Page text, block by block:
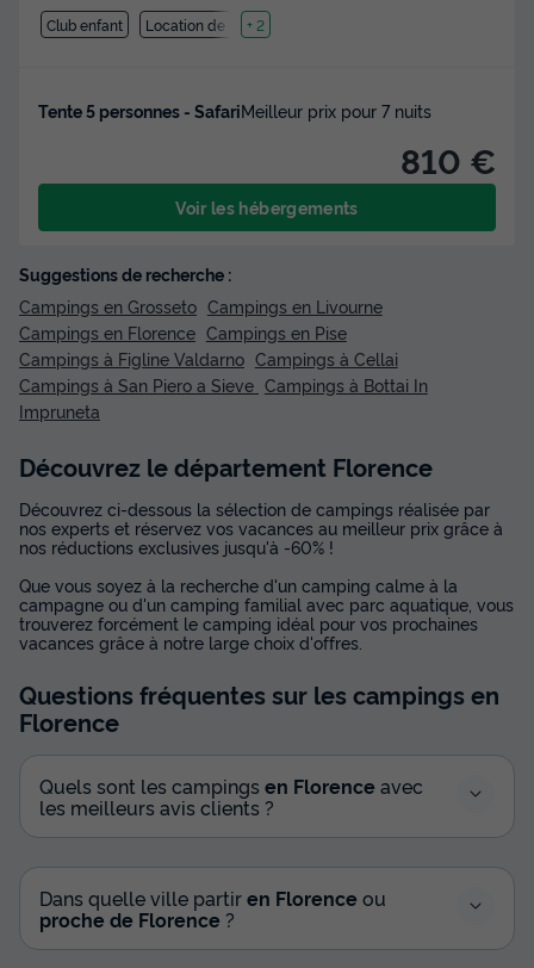
Club enfant Location de vélos
+ 2
Tente 5 personnes - SafariMeilleur prix pour 7 nuits
810 €
Voir les hébergements
Suggestions de recherche :
Campings en Grosseto Campings en Livourne
Campings en Florence Campings en Pise
Campings à Figline Valdarno Campings à Cellai
Campings à San Piero a Sieve Campings à Bottai In
Impruneta
Découvrez le département Florence
Découvrez ci-dessous la sélection de campings réalisée par
nos experts et réservez vos vacances au meilleur prix grâce à
nos réductions exclusives jusqu'à -60% !
Que vous soyez à la recherche d'un camping calme à la
campagne ou d'un camping familial avec parc aquatique, vous
trouverez forcément le camping idéal pour vos prochaines
vacances grâce à notre large choix d'offres.
Questions fréquentes sur les campings en
Florence
Quels sont les campings en Florence avec
les meilleurs avis clients ?
Dans quelle ville partiren Florence ou
proche de Florence ?